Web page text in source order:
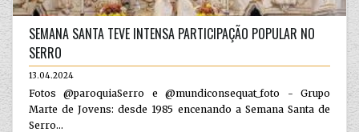
SEMANA SANTA TEVE INTENSA PARTICIPAÇÃO POPULAR NO
SERRO
13.04.2024
Fotos @paroquiaSerro e @mundiconsequat_foto - Grupo
Marte de Jovens: desde 1985 encenando a Semana Santa de
Serro...